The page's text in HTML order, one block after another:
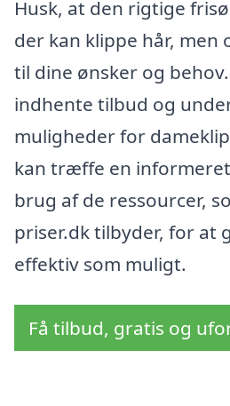
Husk, at den rigtige
der kan klippe hår, men
til dine ønsker og
indhente tilbud og
muligheder for
kan træffe en
brug af de ressourcer,
priser.dk tilbyder, for at
effektiv som muligt.
Få tilbud, gratis og